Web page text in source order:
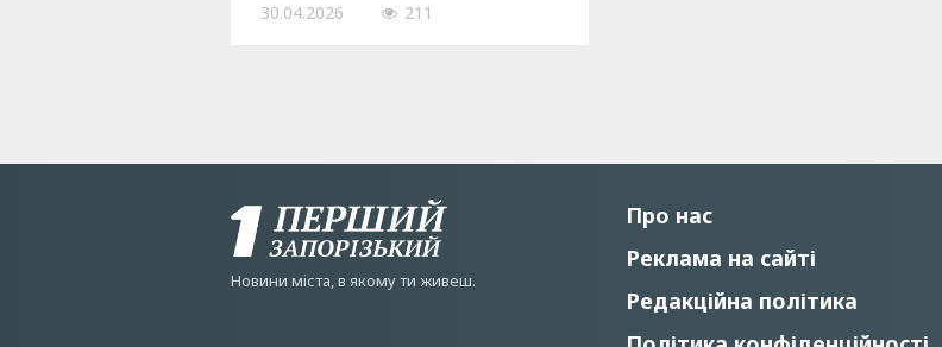
30.04.2026 211
Новини мiста, в якому ти живеш.
Про нас
Реклама на сайті
Редакційна політика